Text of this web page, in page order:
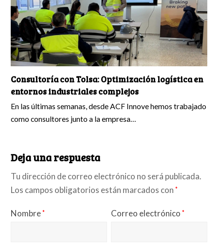
Consultoría con Tolsa: Optimización logística en
entornos industriales complejos
En las últimas semanas, desde ACF Innove hemos trabajado
como consultores junto a la empresa…
Deja una respuesta
Tu dirección de correo electrónico no será publicada.
Los campos obligatorios están marcados con*
Nombre* Correo electrónico*